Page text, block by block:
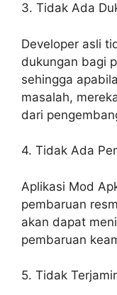
3. Tidak Ada
Developer asli
dukungan bagi
sehingga
masalah,
dari
4. Tidak Ada
Aplikasi Mod
pembaruan
akan dapat
pembaruan
5. Tidak